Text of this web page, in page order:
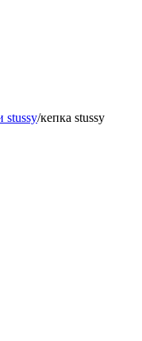
stussy/кепка stussy